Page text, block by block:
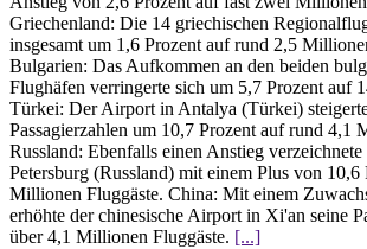
Griechenland: Die 14 griechischen
insgesamt um 1,6 Prozent auf rund 2,5
Bulgarien: Das Aufkommen an den beiden
Flughäfen verringerte sich um 5,7 Prozent auf
Türkei: Der Airport in Antalya (Türkei)
Passagierzahlen um 10,7 Prozent auf rund 4,1
Russland: Ebenfalls einen Anstieg
Petersburg (Russland) mit einem Plus von
Millionen Fluggäste. China: Mit einem
erhöhte der chinesische Airport in Xi'an seine
über 4,1 Millionen Fluggäste. [...]